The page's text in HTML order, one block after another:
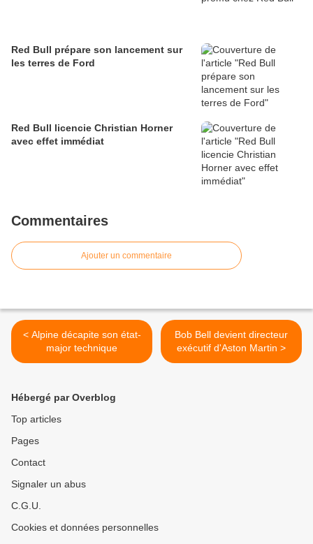
Red Bull prépare son lancement sur
les terres de Ford
Red Bull licencie Christian Horner
avec effet immédiat
Commentaires
Ajouter un commentaire
< Alpine décapite son état-
major technique
Bob Bell devient directeur
exécutif d'Aston Martin >
Hébergé par Overblog
Top articles
Pages
Contact
Signaler un abus
C.G.U.
Cookies et données personnelles